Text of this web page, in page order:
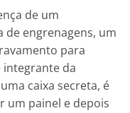
de um
de engrenagens, um
para
integrante da
caixa secreta, é
um painel e depois